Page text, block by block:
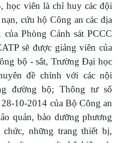
học viên là chỉ huy các đội
cứu hộ Công an các địa
Phòng Cảnh sát PCCC
sẽ được giảng viên của
bộ - sắt, Trường Đại học
đề chính với các nội
đường bộ; Thông tư số
10-2014 của Bộ Công an
quản, bảo dưỡng phương
những trang thiết bị,